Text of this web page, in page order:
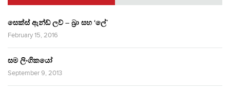
සෙක්ස් ඇන්ඩ් ලව් – බ්‍රා සහ ‘ලේ’
February 15, 2016
සම ලිංගිකයෝ
September 9, 2013